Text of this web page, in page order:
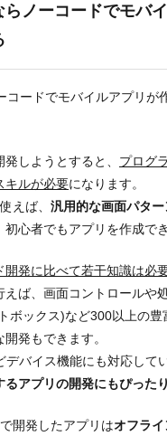
ノーコードでモバ
コードでモバイルアプリが
しようとすると、 プログ
キルが必要になります。
えば、 汎用的な画面パタ
初心者でもアプリを作成で
開発に比べて若干知識は必
えば、 画面コントロールや
ボックス)など300以上の豊
開発もできます。
デバイス機能にも対応して
るアプリの開発にもぴったり
開発したアプリはオフラ